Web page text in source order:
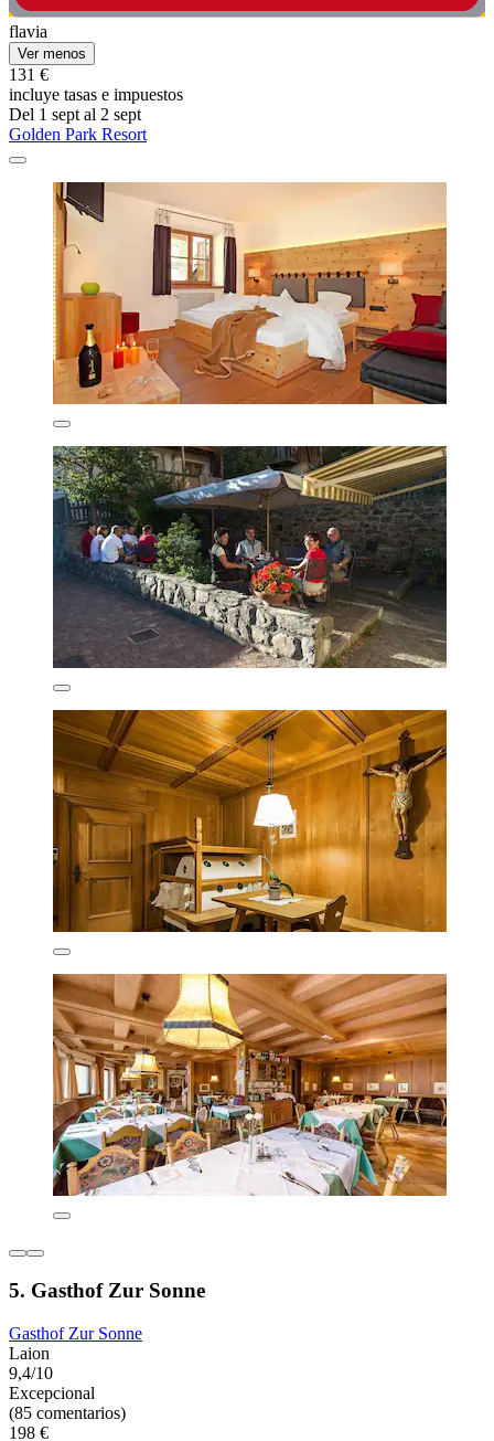
flavia
Ver menos
131 €
incluye tasas e impuestos
Del 1 sept al 2 sept
Golden Park Resort
5. Gasthof Zur Sonne
Gasthof Zur Sonne
Laion
9,4/10
Excepcional
(85 comentarios)
198 €